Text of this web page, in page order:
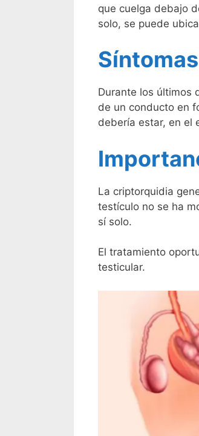
que cuelga debajo
solo, se puede
Síntomas
Durante los últimos
de un conducto en
debería estar, en el
La criptorquidia
testículo no se ha
sí solo.
El tratamiento
testicular.